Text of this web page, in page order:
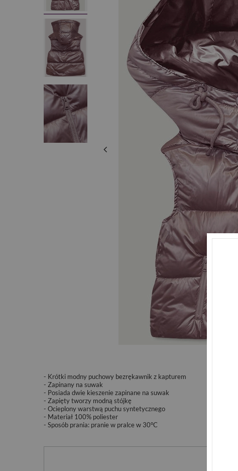
- Krótki modny puchowy bezrękawnik z kapturem
- Zapinany na suwak
- Posiada dwie kieszenie zapinane na suwak
- Zapięty tworzy modną stójkę
- Ocieplony warstwą puchu syntetycznego
- Materiał 100% poliester
- Sposób prania: pranie w pralce w 30°C